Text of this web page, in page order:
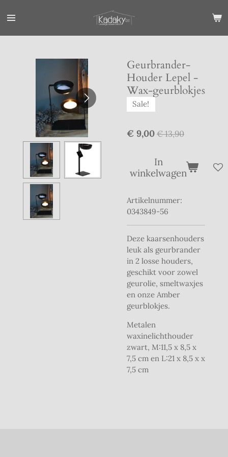
direct
Geurbrander-
Houder Lepel -
Wax-geurblokjes
Sale!
€ 9,00 € 13,90
In
winkelwagen
Artikelnummer:
0343849-56
Deze kaarsenhouders
leuk als geurbrander
in 2 losse houders,
geschikt voor zowel
geurolie, smeltwaxjes
en onze Amber
geurblokjes.
Metalen
waxinelichthouder
zwart, M:11,5 x 8,5 x
7,5 cm en L:21 x 8,5 x x
7,5 cm